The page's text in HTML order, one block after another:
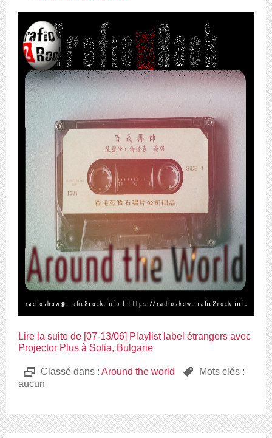
Lire la suite de [07-13/06] Playlist label étrangers avec
Projector Plus à Sofia, Bulgarie
D Classé dans : Around the world ,
Mots clés :
aucun